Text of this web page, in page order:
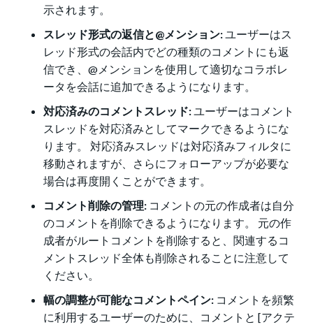
示されます。
スレッド形式の返信と@メンション:ユーザーはス
レッド形式の会話内でどの種類のコメントにも返
信でき、@メンションを使用して適切なコラボレ
ータを会話に追加できるようになります。
対応済みのコメントスレッド:ユーザーはコメント
スレッドを対応済みとしてマークできるようにな
ります。 対応済みスレッドは対応済みフィルタに
移動されますが、さらにフォローアップが必要な
場合は再度開くことができます。
コメント削除の管理: コメントの元の作成者は自分
のコメントを削除できるようになります。 元の作
成者がルートコメントを削除すると、関連するコ
メントスレッド全体も削除されることに注意して
ください。
幅の調整が可能なコメントペイン: コメントを頻繁
に利用するユーザーのために、コメントと [アクテ